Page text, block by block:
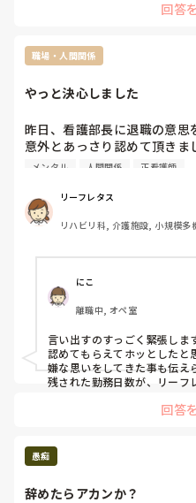
回答
職場・人間関係
やっと決心しました
昨日、看護部長に退職の意思
意外とあっさり認めて頂きま
色んなことで、私に執拗に
えません」と拒否したけれど
ら」と言われたので、「〇〇
看護部長は、一瞬「えっ！
んや」って納得されました
う無理です！
でも、退職までの残りの勤
メンタル 人間関係 正看護師
リーフレタス
リハビリ科, 介護施設, 小規模多
にこ
離職中, オペ室
言い出すのすっごく緊張しま
認めてもらえてホッとしたと
嫌な思いをしてきた事も伝え
残された勤務日数が、リーフ
回答
愚痴
辞めたらアカンか？